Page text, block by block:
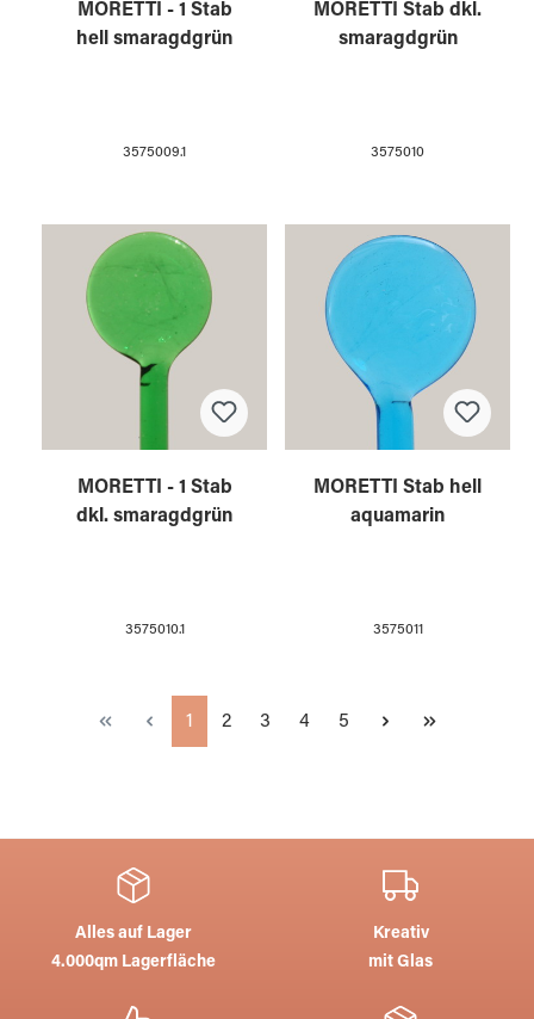
MORETTI - 1 Stab
hell smaragdgrün
3575009.1
MORETTI Stab dkl.
smaragdgrün
3575010
MORETTI - 1 Stab
dkl. smaragdgrün
3575010.1
MORETTI Stab hell
aquamarin
3575011
Seite
1 Seite
2 Seite
3 Seite
4 Seite
5
Alles auf Lager
4.000qm Lagerfläche
Kreativ
mit Glas